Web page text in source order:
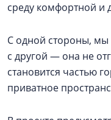
среду комфортной и
С одной стороны, мы
с другой — она не
становится частью
приватное